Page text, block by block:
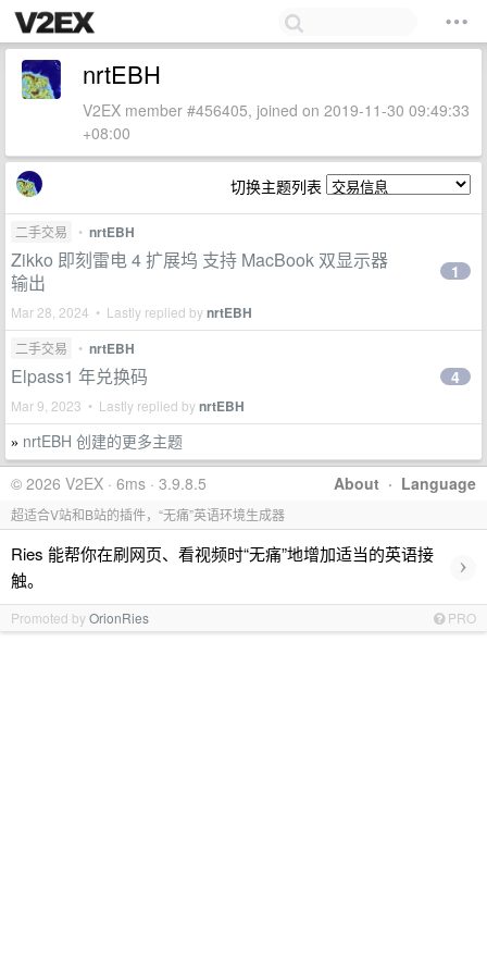
nrtEBH
V2EX member #456405, joined on 2019-11-30 09:49:33
+08:00
切换主题列表
二手交易 • nrtEBH
Zikko 即刻雷电 4 扩展坞 支持 MacBook 双显示器
输出
Mar 28, 2024 • Lastly replied bynrtEBH
1
二手交易 • nrtEBH
Elpass1 年兑换码
Mar 9, 2023 • Lastly replied bynrtEBH
4
» nrtEBH 创建的更多主题
About · Language
© 2026 V2EX · 6ms · 3.9.8.5
超适合V站和B站的插件，“无痛”英语环境生成器
Ries 能帮你在刷网页、看视频时“无痛”地增加适当的英语接
触。
›
Promoted byOrionRies PRO